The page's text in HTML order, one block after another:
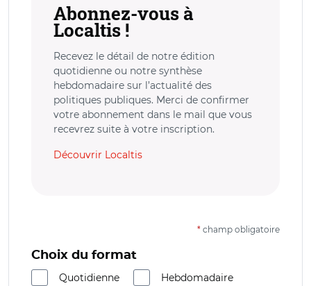
Abonnez-vous à
Localtis !
Recevez le détail de notre édition
quotidienne ou notre synthèse
hebdomadaire sur l’actualité des
politiques publiques. Merci de confirmer
votre abonnement dans le mail que vous
recevrez suite à votre inscription.
Découvrir Localtis
* champ obligatoire
Choix du format
Quotidienne
Hebdomadaire